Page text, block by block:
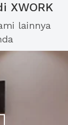
XWORK
lainnya